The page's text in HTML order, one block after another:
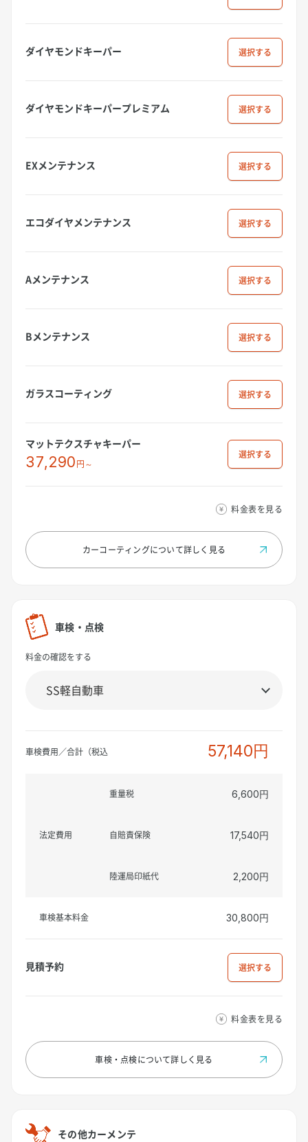
ダイヤモンドキーパー 選択
ダイヤモンドキーパープレミアム 選択
EXメンテナンス 選択
エコダイヤメンテナンス 選択
Aメンテナンス 選択
Bメンテナンス 選択
ガラスコーティング 選択
マットテクスチャキーパー
37,290円～
選択
料金表を見る
カーコーティングについて詳しく見る
車検・点検
料金の確認をする
車検費用／合計（税込 57,140円
法定費用
重量税 6,600円
自賠責保険 17,540円
陸運局印紙代 2,200円
車検基本料金 30,800円
見積予約 選択
料金表を見る
車検・点検について詳しく見る
その他カーメンテ